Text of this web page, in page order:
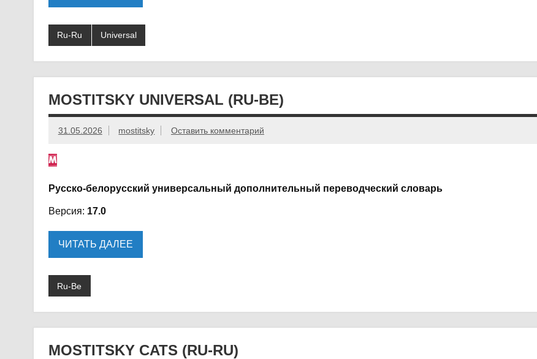
Ru-Ru Universal
MOSTITSKY UNIVERSAL (RU-BE)
31.05.2026 mostitsky Оставить комментарий
Русско-белорусский универсальный дополнительный переводческий словарь
Версия: 17.0
ЧИТАТЬ ДАЛЕЕ
Ru-Be
MOSTITSKY CATS (RU-RU)